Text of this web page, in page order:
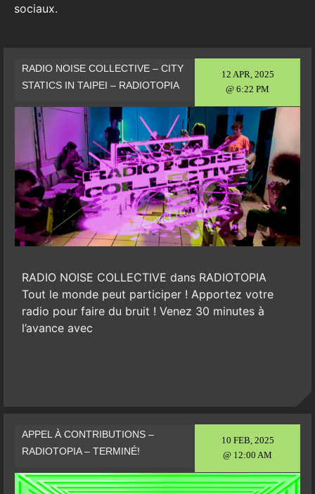
sociaux.
12 APR, 2025
@ 6:22 PM
RADIO NOISE COLLECTIVE – CITY
STATICS IN TAIPEI – RADIOTOPIA
RADIO NOISE COLLECTIVE dans RADIOTOPIA
Tout le monde peut participer ! Apportez votre
radio pour faire du bruit ! Venez 30 minutes à
l’avance avec
10 FEB, 2025
@ 12:00 AM
APPEL À CONTRIBUTIONS –
RADIOTOPIA – TERMINÉ!